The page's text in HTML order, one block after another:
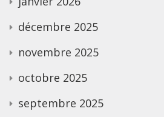
décembre 2025
novembre 2025
octobre 2025
septembre 2025